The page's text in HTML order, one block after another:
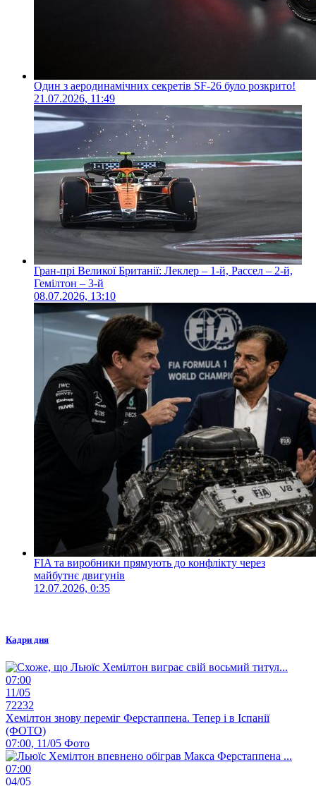
Один з аеродинамічних секретів SF-26 було розкрито!
21.07.2026, 11:49
Гран-прі Великої Британії: Леклер – 1-й, Рассел – 2-й,
Гемілтон – 3-й
08.07.2026, 13:10
FIA та виробники прямують до конфлікту через
майбутнє двигунів
12.07.2026, 0:35
Кадри дня
07:00
11/05
72232
Хемілтон знову переміг Ферстаппена. Тепер і в Іспанії
(ФОТО)
07:00, 11/05 Фото
07:00
04/05